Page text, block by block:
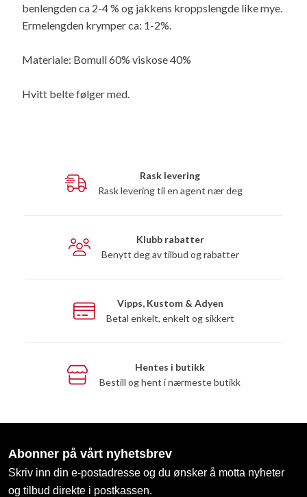
benlengden ca 2-4 % og jakkens kroppslengde like mye.
Ermelengden krymper ca: 1-2%.
Materiale: Bomull 60% viskose 40%
Hvitt belte følger med.
Rask levering
Rask levering til en agent nær deg
Klubb rabatter
Benytt deg av tilbud og rabatter
Vipps, Kustom & Adyen
Betal enkelt, enkelt og sikkert
Hentes i butikk
Bestill og hent i nærmeste butikk
Abonner på vårt nyhetsbrev
Skriv inn din e-postadresse og du ønsker å motta nyheter
og tilbud direkte i postkassen.